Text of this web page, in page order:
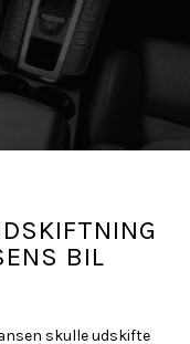
BIL
skulle udskifte